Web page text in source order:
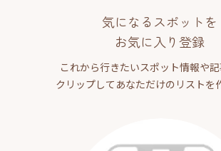
気になるスポットを
お気に入り登録
これから行きたいスポット情報や
クリップしてあなただけのリストを